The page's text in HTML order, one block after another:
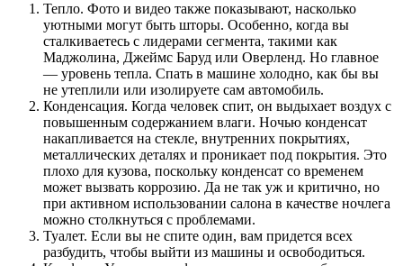
Тепло. Фото и видео также показывают, насколько
уютными могут быть шторы. Особенно, когда вы
сталкиваетесь с лидерами сегмента, такими как
Маджолина, Джеймс Баруд или Оверленд. Но главное
— уровень тепла. Спать в машине холодно, как бы вы
не утеплили или изолируете сам автомобиль.
Конденсация. Когда человек спит, он выдыхает воздух с
повышенным содержанием влаги. Ночью конденсат
накапливается на стекле, внутренних покрытиях,
металлических деталях и проникает под покрытия. Это
плохо для кузова, поскольку конденсат со временем
может вызвать коррозию. Да не так уж и критично, но
при активном использовании салона в качестве ночлега
можно столкнуться с проблемами.
Туалет. Если вы не спите один, вам придется всех
разбудить, чтобы выйти из машины и освободиться.